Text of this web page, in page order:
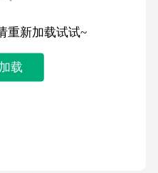
重新加载试试~
载